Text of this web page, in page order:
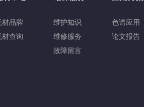
材品牌
材查询
维护知识
维修服务
故障留言
色谱应用
论文报告